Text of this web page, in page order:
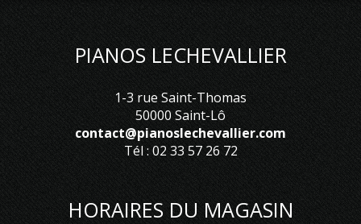
PIANOS LECHEVALLIER
1-3 rue Saint-Thomas
50000 Saint-Lô
contact@pianoslechevallier.com
Tél : 02 33 57 26 72
HORAIRES DU MAGASIN